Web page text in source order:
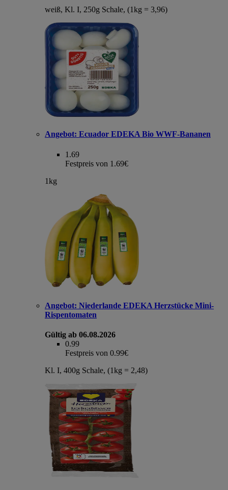
weiß, Kl. I, 250g Schale, (1kg = 3,96)
Angebot: Ecuador EDEKA Bio WWF-Bananen
1.69
Festpreis von 1.69€
1kg
Angebot: Niederlande EDEKA Herzstücke Mini-
Rispentomaten
Gültig ab 06.08.2026
0.99
Festpreis von 0.99€
Kl. I, 400g Schale, (1kg = 2,48)